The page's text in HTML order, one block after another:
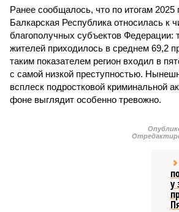
Ранее сообщалось, что по итогам 2025
Балкарская Республика относилась к
благополучных субъектов Федерации:
жителей приходилось в среднем 69,2
таким показателем регион входил в
с самой низкой преступностью.
всплеск подростковой криминальной
фоне выглядит особенно тревожно.
у